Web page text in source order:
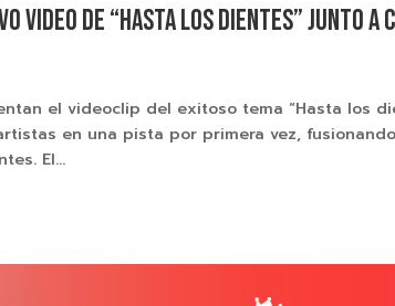
VIDEO DE “HASTA LOS DIENTES” JUNTO A
el videoclip del exitoso tema “Hasta los
en una pista por primera vez,
El...